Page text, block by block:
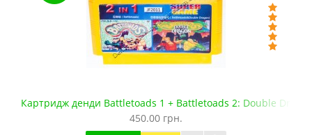
Картридж денди Battletoads 1 + Battletoads 2: Double Dragon
450.00 грн.